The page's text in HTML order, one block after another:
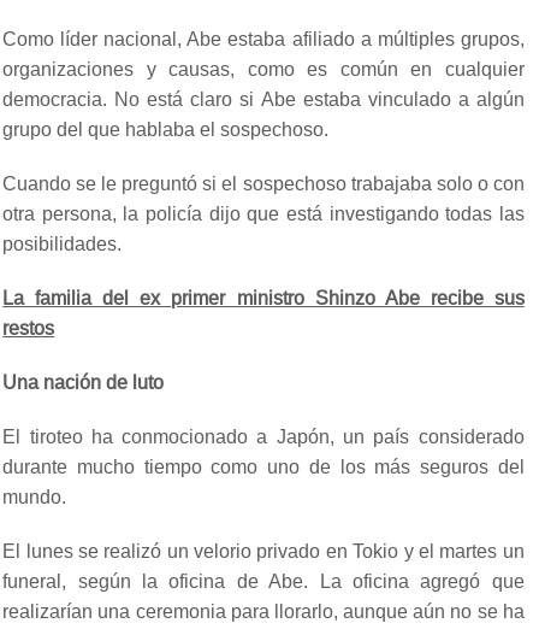
Como líder nacional, Abe estaba afiliado a múltiples grupos,
organizaciones y causas, como es común en cualquier
democracia. No está claro si Abe estaba vinculado a algún
grupo del que hablaba el sospechoso.
Cuando se le preguntó si el sospechoso trabajaba solo o con
otra persona, la policía dijo que está investigando todas las
posibilidades.
La familia del ex primer ministro Shinzo Abe recibe sus
restos
Una nación de luto
El tiroteo ha conmocionado a Japón, un país considerado
durante mucho tiempo como uno de los más seguros del
mundo.
El lunes se realizó un velorio privado en Tokio y el martes un
funeral, según la oficina de Abe. La oficina agregó que
realizarían una ceremonia para llorarlo, aunque aún no se ha